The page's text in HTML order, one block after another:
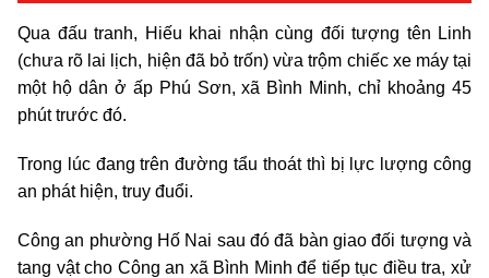
Qua đấu tranh, Hiếu khai nhận cùng đối tượng tên Linh
(chưa rõ lai lịch, hiện đã bỏ trốn) vừa trộm chiếc xe máy tại
một hộ dân ở ấp Phú Sơn, xã Bình Minh, chỉ khoảng 45
phút trước đó.
Trong lúc đang trên đường tẩu thoát thì bị lực lượng công
an phát hiện, truy đuổi.
Công an phường Hố Nai sau đó đã bàn giao đối tượng và
tang vật cho Công an xã Bình Minh để tiếp tục điều tra, xử